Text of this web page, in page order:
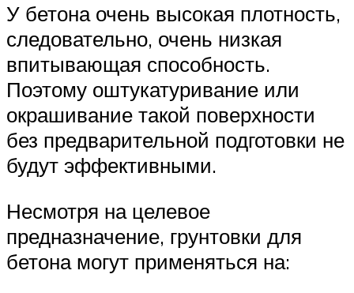
У бетона очень высокая плотность,
следовательно, очень низкая
впитывающая способность.
Поэтому оштукатуривание или
окрашивание такой поверхности
без предварительной подготовки не
будут эффективными.
Несмотря на целевое
предназначение, грунтовки для
бетона могут применяться на: